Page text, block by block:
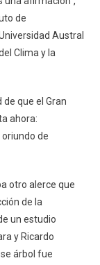
de
Austral
Clima y la
que el Gran
ahora:
de
otro alerce que
de la
un estudio
y Ricardo
árbol fue